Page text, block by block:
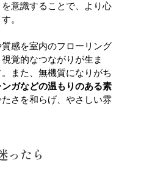
を意識することで、より心
。
感を室内のフローリング
覚的なつながりが生ま
また、無機質になりがち
ガなどの温もりのある素
さを和らげ、やさしい雰
ったら